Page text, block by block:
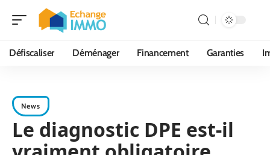
Défiscaliser Déménager Financement Garanties
News
Le diagnostic DPE est-il